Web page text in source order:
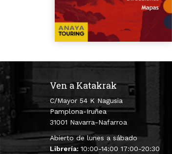
Ven a Katakrak
C/Mayor 54 K Nagusia
Pamplona-Iruñea
31001 Navarra-Nafarroa
Abierto de lunes a sábado
Librería: 10:00-14:00 17:00-20:30